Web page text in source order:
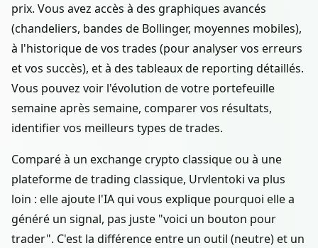
prix. Vous avez accès à des graphiques avancés
(chandeliers, bandes de Bollinger, moyennes mobiles),
à l'historique de vos trades (pour analyser vos erreurs
et vos succès), et à des tableaux de reporting détaillés.
Vous pouvez voir l'évolution de votre portefeuille
semaine après semaine, comparer vos résultats,
identifier vos meilleurs types de trades.
Comparé à un exchange crypto classique ou à une
plateforme de trading classique, Urvlentoki va plus
loin : elle ajoute l'IA qui vous explique pourquoi elle a
généré un signal, pas juste "voici un bouton pour
trader". C'est la différence entre un outil (neutre) et un